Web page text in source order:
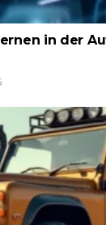
in der